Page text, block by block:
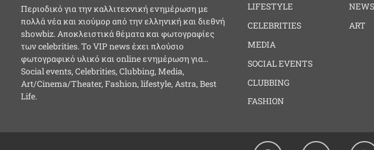
Περιοδικό για την καλλιτεχνική ενημέρωση με
πολλά νέα και χιούμορ από την ελληνική και διεθνή
showbiz. Αποκλειστικά θέματα και φωτογραφίες
των celebrities. Το VIP news έχει πλούσιο
φωτογραφικό υλικό και online ενημέρωση για…
Social events, Celebrities, Clubbing, Media,
Art/Cinema/Theater, Fashion, lifestyle, Astra, Best
Life.
LIFESTYLE
CELEBRITIES
MEDIA
SOCIAL EVENTS
CLUBBING
FASHION
NEWS
ART